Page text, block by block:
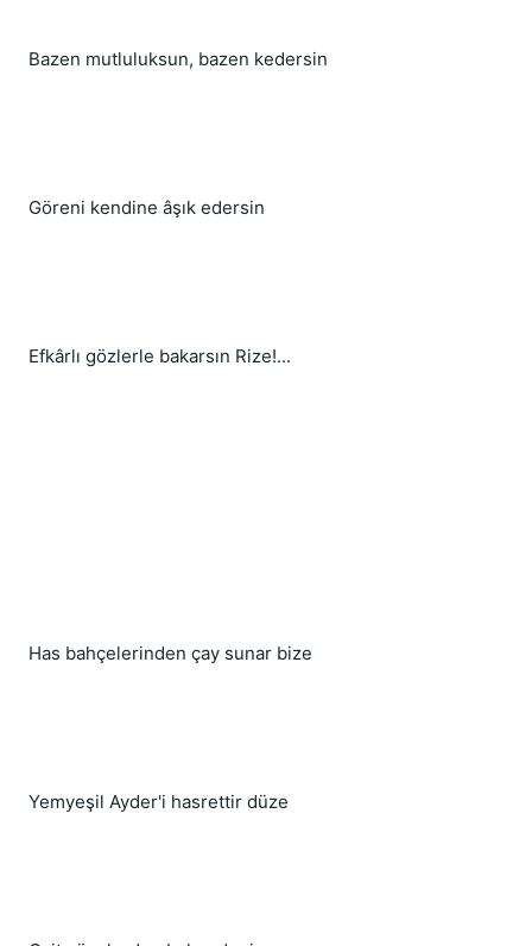
Bazen mutluluksun, bazen kedersin
Göreni kendine âşık edersin
Efkârlı gözlerle bakarsın Rize!...
Has bahçelerinden çay sunar bize
Yemyeşil Ayder'i hasrettir düze